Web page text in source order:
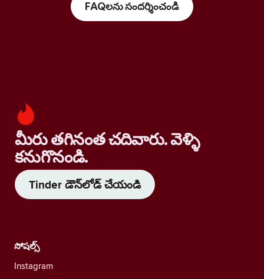
FAQలను సందర్శించండి
మీరు తగినంత చదివారు. వెళ్ళి
కనుగొనండి.
Tinder డౌన్‌లోడ్ చేయండి
సోషల్స్
Instagram